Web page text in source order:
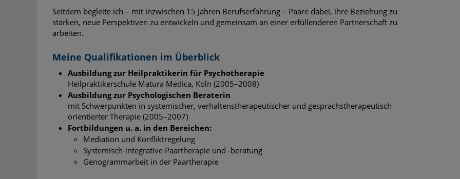
Seitdem begleite ich – mit inzwischen 15 Jahren Berufserfahrung – Paare dabei, ihre Beziehung zu
stärken, neue Perspektiven zu entwickeln und gemeinsam an einer erfüllenderen Partnerschaft zu
arbeiten.
Meine Qualifikationen im Überblick
Ausbildung zur Heilpraktikerin für Psychotherapie
Heilpraktikerschule Matura Medica, Köln (2005–2008)
Ausbildung zur Psychologischen Beraterin
mit Schwerpunkten in systemischer, verhaltenstherapeutischer und gesprächstherapeutisch
orientierter Therapie (2005–2007)
Fortbildungen u. a. in den Bereichen:
Mediation und Konfliktregelung
Systemisch-integrative Paartherapie und -beratung
Genogrammarbeit in der Paartherapie